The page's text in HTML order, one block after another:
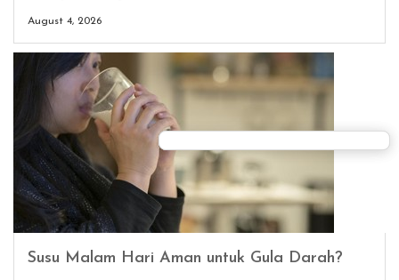
August 4, 2026
Susu Malam Hari Aman untuk Gula Darah?